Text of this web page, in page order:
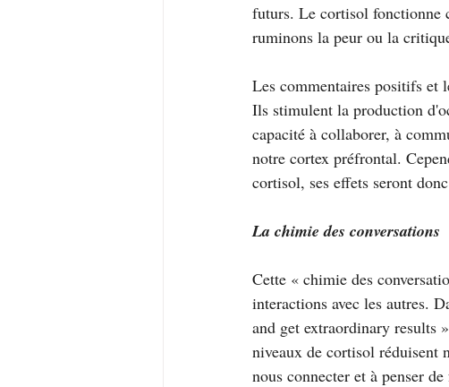
futurs. Le cortisol fonctionne
ruminons la peur ou la
Les commentaires positifs et
Ils stimulent la production
capacité à collaborer, à
notre cortex préfrontal.
cortisol, ses effets seront
La chimie des conversations
Cette « chimie des
interactions avec les autres.
and get extraordinary results
niveaux de cortisol réduisent
nous connecter et à penser